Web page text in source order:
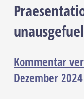
Kommentar
Dezember 2024